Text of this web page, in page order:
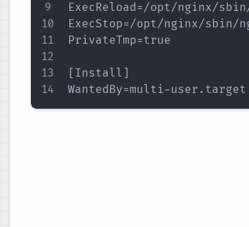
ExecReload=/opt/nginx/
ExecStop=/opt/nginx/sbin/
PrivateTmp=true
[Install]